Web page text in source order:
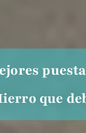
que